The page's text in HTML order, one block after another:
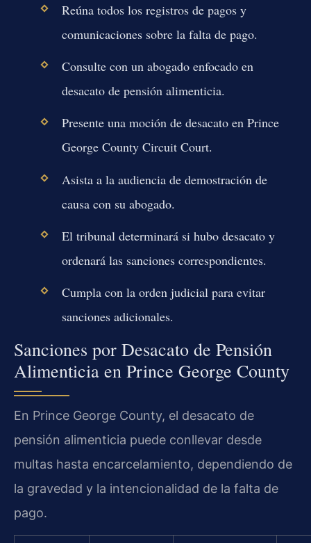
Reúna todos los registros de pagos y
comunicaciones sobre la falta de pago.
Consulte con un abogado enfocado en
desacato de pensión alimenticia.
Presente una moción de desacato en Prince
George County Circuit Court.
Asista a la audiencia de demostración de
causa con su abogado.
El tribunal determinará si hubo desacato y
ordenará las sanciones correspondientes.
Cumpla con la orden judicial para evitar
sanciones adicionales.
Sanciones por Desacato de Pensión
Alimenticia en Prince George County
En Prince George County, el desacato de
pensión alimenticia puede conllevar desde
multas hasta encarcelamiento, dependiendo de
la gravedad y la intencionalidad de la falta de
pago.